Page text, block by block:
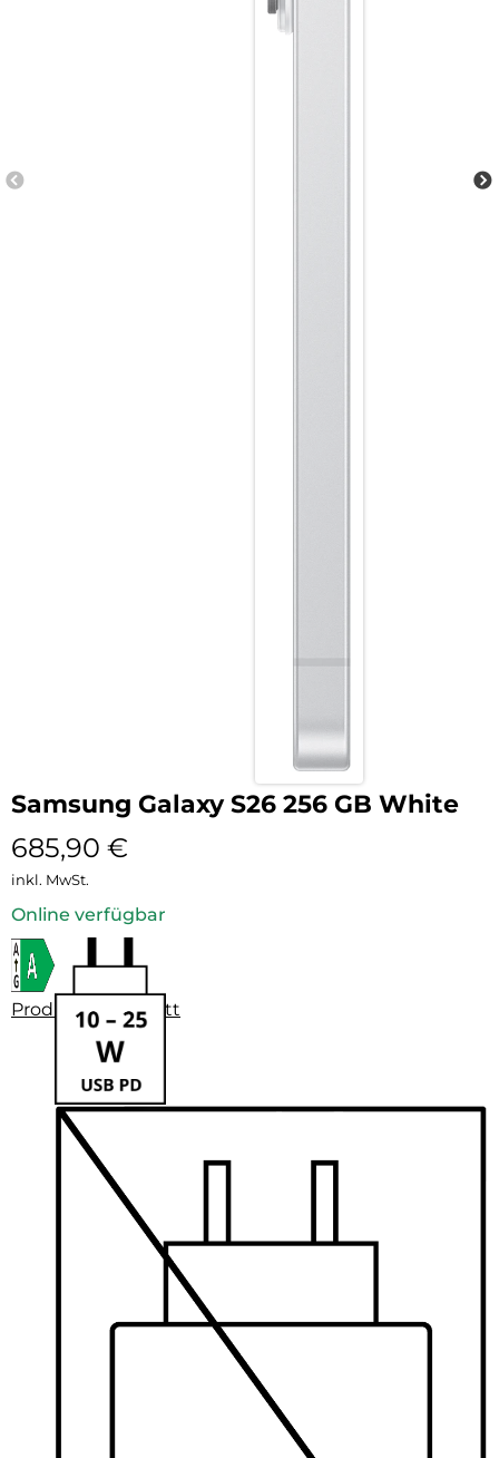
Samsung Galaxy S26 256 GB White
685,90 €
inkl. MwSt.
Online verfügbar
Produktdatenblatt